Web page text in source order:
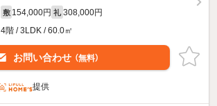
敷 154,000円 礼 308,000円
4階 / 3LDK / 60.0㎡
お問い合わせ （無料）
提供